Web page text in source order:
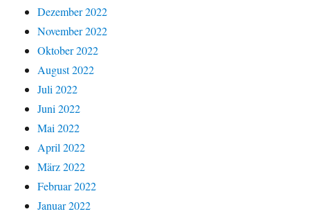
Dezember 2022
November 2022
Oktober 2022
August 2022
Juli 2022
Juni 2022
Mai 2022
April 2022
März 2022
Februar 2022
Januar 2022